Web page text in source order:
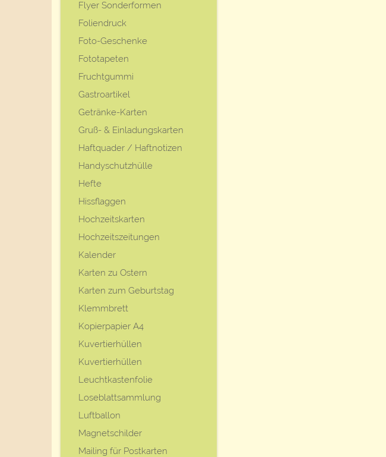
Flyer Sonderformen
Foliendruck
Foto-Geschenke
Fototapeten
Fruchtgummi
Gastroartikel
Getränke-Karten
Gruß- & Einladungskarten
Haftquader / Haftnotizen
Handyschutzhülle
Hefte
Hissflaggen
Hochzeitskarten
Hochzeitszeitungen
Kalender
Karten zu Ostern
Karten zum Geburtstag
Klemmbrett
Kopierpapier A4
Kuvertierhüllen
Kuvertierhüllen
Leuchtkastenfolie
Loseblattsammlung
Luftballon
Magnetschilder
Mailing für Postkarten